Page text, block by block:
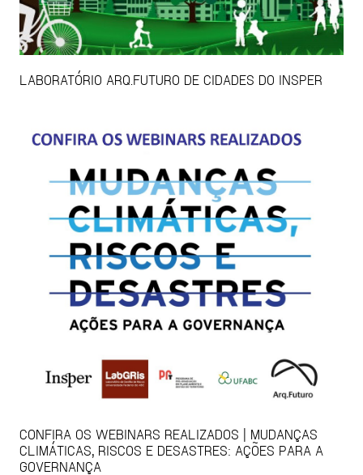
LABORATÓRIO ARQ.FUTURO DE CIDADES DO INSPER
CONFIRA OS WEBINARS REALIZADOS | MUDANÇAS
CLIMÁTICAS, RISCOS E DESASTRES: AÇÕES PARA A
GOVERNANÇA